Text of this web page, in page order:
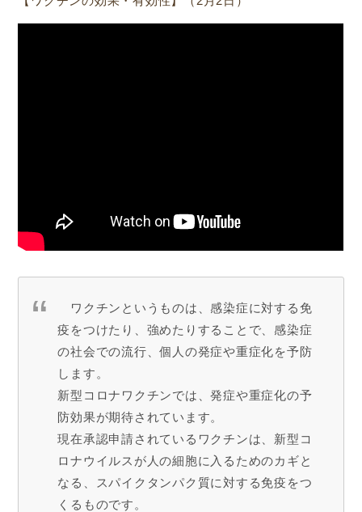
ワクチンというものは、感染症に対する免
疫をつけたり、強めたりすることで、感染症
の社会での流行、個人の発症や重症化を予防
します。
新型コロナワクチンでは、発症や重症化の予
防効果が期待されています。
現在承認申請されているワクチンは、新型コ
ロナウイルスが人の細胞に入るためのカギと
なる、スパイクタンパク質に対する免疫をつ
くるものです。